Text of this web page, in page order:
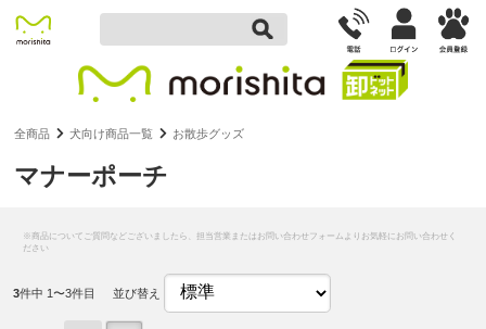
全商品 犬向け商品一覧 お散歩グッズ
マナーポーチ
3件中 1〜3件目 並び替え